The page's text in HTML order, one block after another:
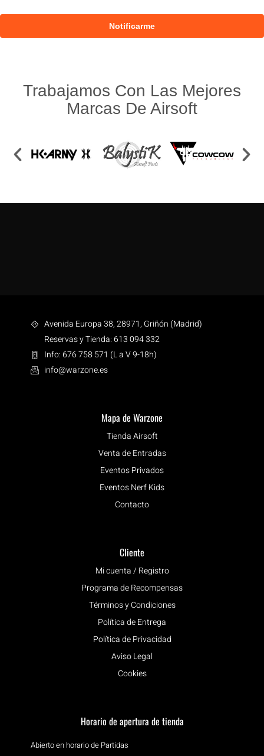
Trabajamos Con Las Mejores
Marcas De Airsoft
Avenida Europa 38, 28971, Griñón (Madrid)
Reservas y Tienda: 613 094 332
Info: 676 758 571 (L a V 9-18h)
info@warzone.es
Mapa de Warzone
Tienda Airsoft
Venta de Entradas
Eventos Privados
Eventos Nerf Kids
Contacto
Cliente
Mi cuenta / Registro
Programa de Recompensas
Términos y Condiciones
Política de Entrega
Política de Privacidad
Aviso Legal
Cookies
Horario de apertura de tienda
Abierto en horario de Partidas